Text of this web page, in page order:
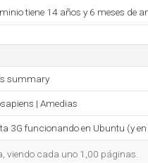
tiene 14 años y 6 meses de
summary
| Amedias
3G funcionando en Ubuntu (y
viendo cada uno 1,00 páginas.